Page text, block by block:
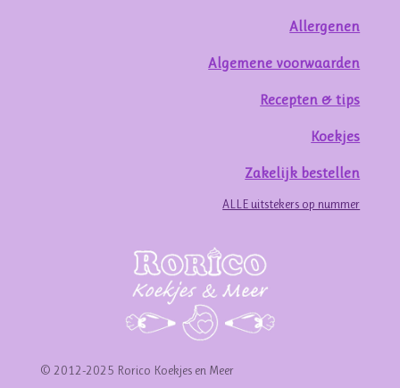
Allergenen
Algemene voorwaarden
Recepten & tips
Koekjes
Zakelijk bestellen
ALLE uitstekers op nummer
© 2012-2025 Rorico Koekjes en Meer